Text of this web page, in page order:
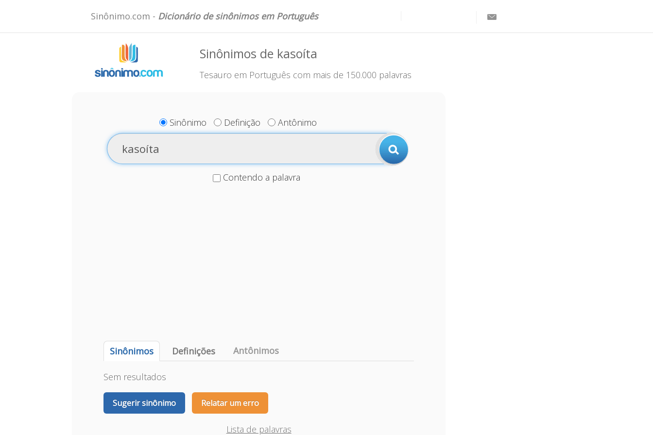
Sinônimo.com - Dicionário de sinônimos em Português
Sinônimos de kasoíta
Tesauro em Português com mais de 150.000 palavras
Sinônimo Definição Antônimo
Contendo a palavra
Sinônimos Definições Antônimos
Sem resultados
Sugerir sinônimo Relatar um erro
Lista de palavras